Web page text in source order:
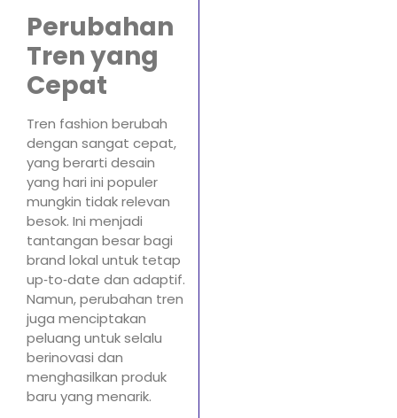
Perubahan
Tren yang
Cepat
Tren fashion berubah
dengan sangat cepat,
yang berarti desain
yang hari ini populer
mungkin tidak relevan
besok. Ini menjadi
tantangan besar bagi
brand lokal untuk tetap
up‑to‑date dan adaptif.
Namun, perubahan tren
juga menciptakan
peluang untuk selalu
berinovasi dan
menghasilkan produk
baru yang menarik.